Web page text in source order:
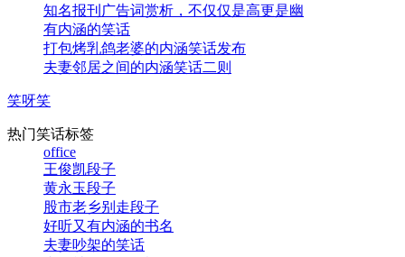
知名报刊广告词赏析，不仅仅是高更是幽
有内涵的笑话
打包烤乳鸽老婆的内涵笑话发布
夫妻邻居之间的内涵笑话二则
笑呀笑
热门笑话标签
office
王俊凯段子
黄永玉段子
股市老乡别走段子
好听又有内涵的书名
夫妻吵架的笑话